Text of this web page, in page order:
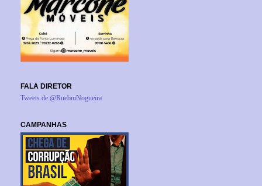
FALA DIRETOR
Tweets de @RuebmNogueira
CAMPANHAS